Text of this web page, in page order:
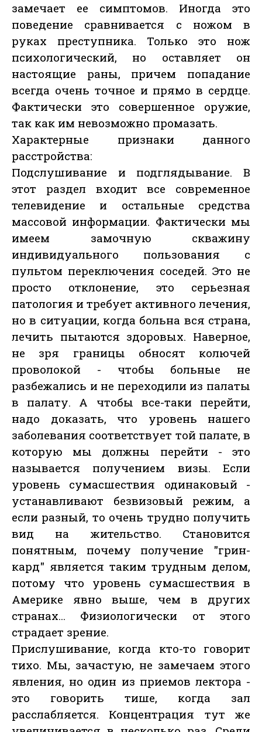
замечает ее симптомов. Иногда это
поведение сравнивается с ножом в
руках преступника. Только это нож
психологический, но оставляет он
настоящие раны, причем попадание
всегда очень точное и прямо в сердце.
Фактически это совершенное оружие,
так как им невозможно промазать.
Характерные признаки данного
расстройства:
Подслушивание и подглядывание. В
этот раздел входит все современное
телевидение и остальные средства
массовой информации. Фактически мы
имеем замочную скважину
индивидуального пользования с
пультом переключения соседей. Это не
просто отклонение, это серьезная
патология и требует активного лечения,
но в ситуации, когда больна вся страна,
лечить пытаются здоровых. Наверное,
не зря границы обносят колючей
проволокой - чтобы больные не
разбежались и не переходили из палаты
в палату. А чтобы все-таки перейти,
надо доказать, что уровень нашего
заболевания соответствует той палате, в
которую мы должны перейти - это
называется получением визы. Если
уровень сумасшествия одинаковый -
устанавливают безвизовый режим, а
если разный, то очень трудно получить
вид на жительство. Становится
понятным, почему получение "грин-
кард" является таким трудным делом,
потому что уровень сумасшествия в
Америке явно выше, чем в других
странах... Физиологически от этого
страдает зрение.
Прислушивание, когда кто-то говорит
тихо. Мы, зачастую, не замечаем этого
явления, но один из приемов лектора -
это говорить тише, когда зал
расслабляется. Концентрация тут же